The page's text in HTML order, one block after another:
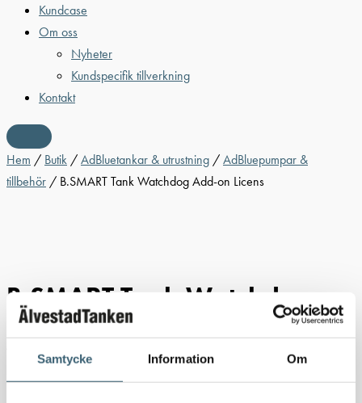
Samtycke Information Om
Kundcase
Om oss
Nyheter
Kundspecifik tillverkning
Kontakt
Hem / Butik /AdBluetankar & utrustning /AdBluepumpar &
tillbehör / B.SMART Tank Watchdog Add-on Licens
B.SMART Tank Watchdog
Add-on Licens